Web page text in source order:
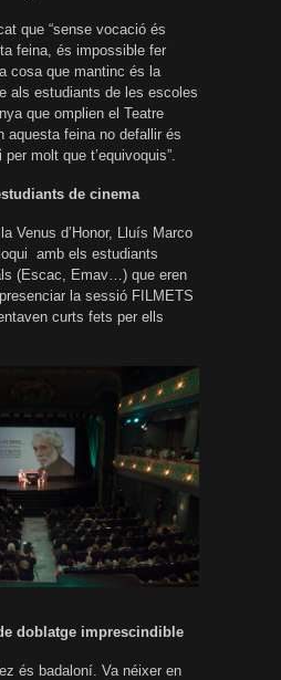
que “sense vocació és
feina, és impossible fer
cosa que mantinc és la
als estudiants de les escoles
que omplien el Teatre
aquesta feina no defallir és
molt que t’equivoquis”.
de cinema
Venus d’Honor, Lluís Marco
amb els estudiants
(Escac, Emav…) que eren
la sessió FILMETS
curts fets per ells
doblatge imprescindible
és badaloní. Va néixer en